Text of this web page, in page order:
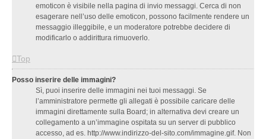
emoticon è visibile nella pagina di invio messaggi. Cerca di non
esagerare nell’uso delle emoticon, possono facilmente rendere un
messaggio illeggibile, e un moderatore potrebbe decidere di
modificarlo o addirittura rimuoverlo.
Top
Posso inserire delle immagini?
Sì, puoi inserire delle immagini nei tuoi messaggi. Se
l’amministratore permette gli allegati è possibile caricare delle
immagini direttamente sulla Board; in alternativa devi creare un
collegamento a un’immagine ospitata su un server di pubblico
accesso, ad es. http://www.indirizzo-del-sito.com/immagine.gif. Non